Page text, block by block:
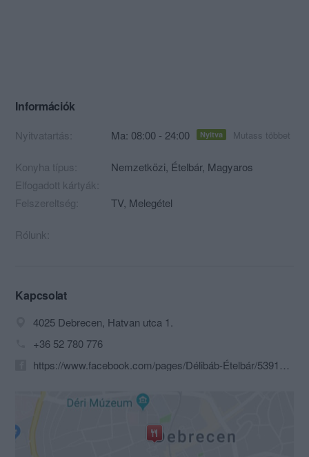
Információk
Nyitvatartás: Ma: 08:00 - 24:00 Nyitva Mutass többet
Konyha típus: Nemzetközi, Ételbár, Magyaros
Elfogadott kártyák:
Felszereltség:
TV, Melegétel
Rólunk:
Kapcsolat
4025 Debrecen, Hatvan utca 1.
+36 52 780 776
https://www.facebook.com/pages/Délibáb-Ételbár/539138482792730?id=539138482792730&sk